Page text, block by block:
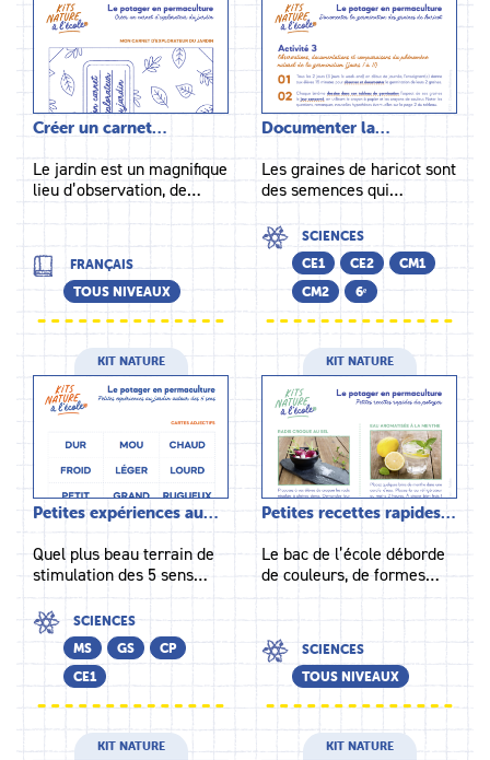
Créer un carnet…
Le jardin est un magnifique
lieu d’observation, de…
FRANÇAIS
TOUS NIVEAUX
Documenter la…
Les graines de haricot sont
des semences qui…
SCIENCES
CE1
CE2
CM1
CM2
6ᵉ
KIT NATURE
Petites expériences au…
Quel plus beau terrain de
stimulation des 5 sens…
SCIENCES
MS
GS
CP
CE1
KIT NATURE
Petites recettes rapides…
Le bac de l’école déborde
de couleurs, de formes…
SCIENCES
TOUS NIVEAUX
KIT NATURE KIT NATURE